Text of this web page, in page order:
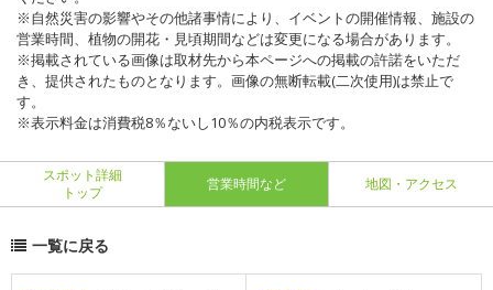
※自然災害の影響やその他諸事情により、イベントの開催情報、施設の
営業時間、植物の開花・見頃期間などは変更になる場合があります。
※掲載されている画像は取材先から本ページへの掲載の許諾をいただ
き、提供されたものとなります。画像の無断転載(二次使用)は禁止で
す。
※表示料金は消費税8％ないし10％の内税表示です。
スポット詳細
トップ
営業時間など 地図・アクセス
一覧に戻る